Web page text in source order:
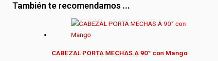
También te recomendamos ...
CABEZAL PORTA MECHAS A 90° con Mango